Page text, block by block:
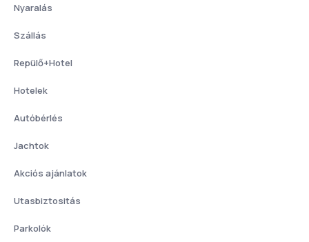
Nyaralás
Szállás
Repülő+Hotel
Hotelek
Autóbérlés
Jachtok
Akciós ajánlatok
Utasbiztositás
Parkolók